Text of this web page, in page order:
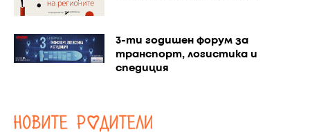
3-ти годишен форум за
транспорт, логистика и
спедиция